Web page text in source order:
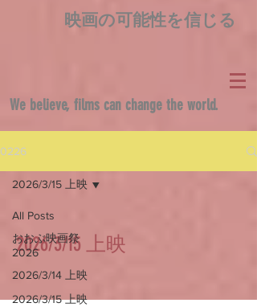
映画の可能性を信じる
We believe, films can change the world.
0226
All Posts
おおぶ映画祭
2026
2026/3/14 上映
2026/3/15 上映
2026/3/15 上映
2026/3/15 上映